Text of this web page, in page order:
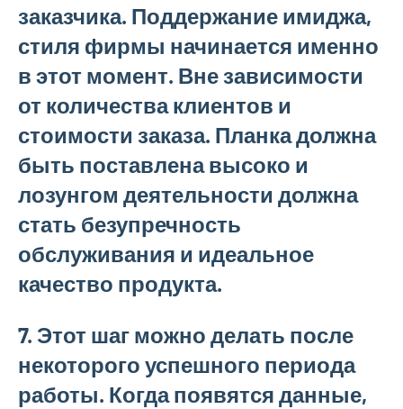
заказчика. Поддержание имиджа,
стиля фирмы начинается именно
в этот момент. Вне зависимости
от количества клиентов и
стоимости заказа. Планка должна
быть поставлена высоко и
лозунгом деятельности должна
стать безупречность
обслуживания и идеальное
качество продукта.
7. Этот шаг можно делать после
некоторого успешного периода
работы. Когда появятся данные,